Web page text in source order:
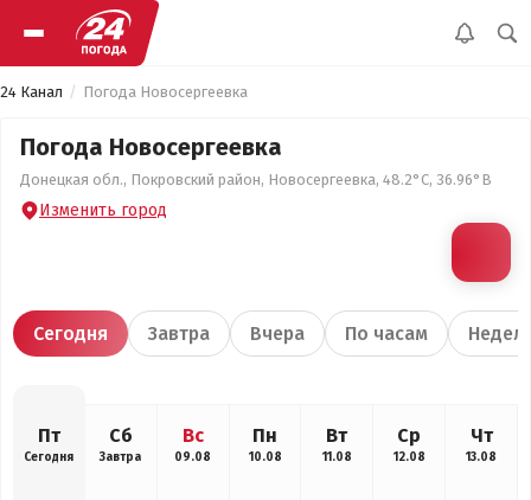
24 Канал Погода Новосергеевка
Погода Новосергеевка
Донецкая обл., Покровский район, Новосергеевка, 48.2°С, 36.96°В
Изменить город
Сегодня Завтра Вчера По часам
Пт
Сегодня
Сб
Завтра
Вс
09.08
Пн
10.08
Вт
11.08
Ср
12.08
Чт
13.08